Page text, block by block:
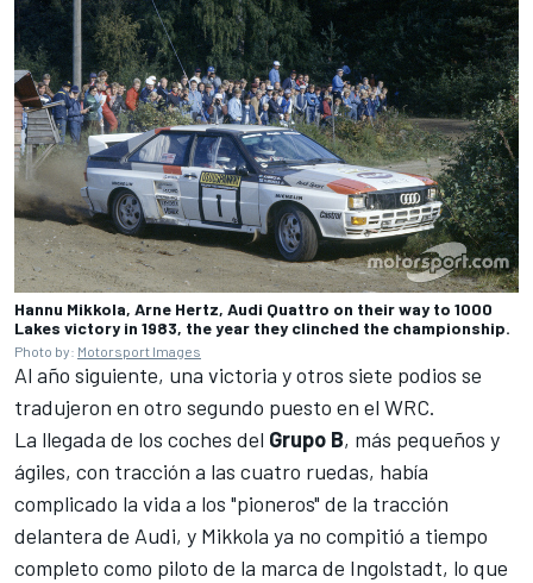
Hannu Mikkola, Arne Hertz, Audi Quattro on their way to 1000
Lakes victory in 1983, the year they clinched the championship.
Photo by: Motorsport Images
Al año siguiente, una victoria y otros siete podios se
tradujeron en otro segundo puesto en el WRC.
La llegada de los coches del Grupo B, más pequeños y
ágiles, con tracción a las cuatro ruedas, había
complicado la vida a los "pioneros" de la tracción
delantera de Audi, y Mikkola ya no compitió a tiempo
completo como piloto de la marca de Ingolstadt, lo que